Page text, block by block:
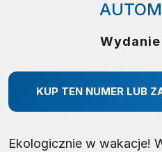
KUP TEN NUMER LUB
Ekologicznie w wakacje!